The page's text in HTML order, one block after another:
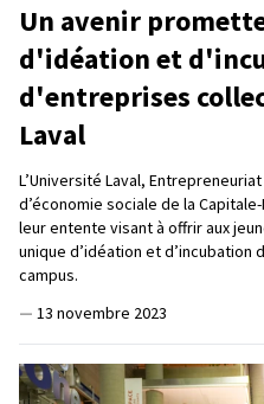
Un avenir
d'idéation et
d'entreprises
Laval
L’Université Laval,
d’économie sociale de la
leur entente visant à offrir aux
unique d’idéation et
campus.
— 13 novembre 2023